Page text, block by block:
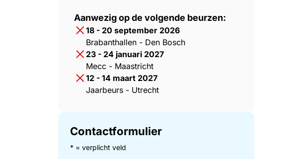
Aanwezig op de volgende beurzen:
18 - 20 september 2026
Brabanthallen - Den Bosch
23 - 24 januari 2027
Mecc - Maastricht
12 - 14 maart 2027
Jaarbeurs - Utrecht
Contactformulier
* = verplicht veld